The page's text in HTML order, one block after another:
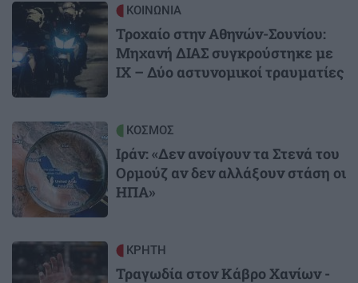
Image ΚΟΙΝΩΝΙΑ
Τροχαίο στην Αθηνών-Σουνίου:
Μηχανή ΔΙΑΣ συγκρούστηκε με
ΙΧ – Δύο αστυνομικοί τραυματίες
Image ΚΟΣΜΟΣ
Ιράν: «Δεν ανοίγουν τα Στενά του
Ορμούζ αν δεν αλλάξουν στάση οι
ΗΠΑ»
ΚΡΗΤΗ
Τραγωδία στον Κάβρο Χανίων -